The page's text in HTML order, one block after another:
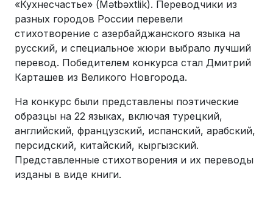
«Кухнесчастье» (Mətbəxtlik). Переводчики из
разных городов России перевели
стихотворение с азербайджанского языка на
русский, и специальное жюри выбрало лучший
перевод. Победителем конкурса стал Дмитрий
Карташев из Великого Новгорода.
На конкурс были представлены поэтические
образцы на 22 языках, включая турецкий,
английский, французский, испанский, арабский,
персидский, китайский, кыргызский.
Представленные стихотворения и их переводы
изданы в виде книги.